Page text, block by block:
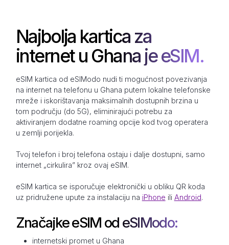
Najbolja kartica za
internet u Ghana je eSIM.
eSIM kartica od eSIModo nudi ti mogućnost povezivanja
na internet na telefonu u Ghana putem lokalne telefonske
mreže i iskorištavanja maksimalnih dostupnih brzina u
tom području (do 5G), eliminirajući potrebu za
aktiviranjem dodatne roaming opcije kod tvog operatera
u zemlji porijekla.
Tvoj telefon i broj telefona ostaju i dalje dostupni, samo
internet „cirkulira” kroz ovaj eSIM.
eSIM kartica se isporučuje elektronički u obliku QR koda
uz pridružene upute za instalaciju na iPhone ili Android.
Značajke eSIM od eSIModo:
internetski promet u Ghana